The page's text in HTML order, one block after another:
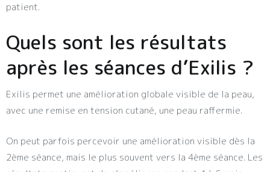
patient.
Quels sont les résultats
après les séances d’Exilis ?
Exilis permet une amélioration globale visible de la peau,
avec une remise en tension cutané, une peau raffermie.
On peut parfois percevoir une amélioration visible dès la
2ème séance, mais le plus souvent vers la 4ème séance. Les